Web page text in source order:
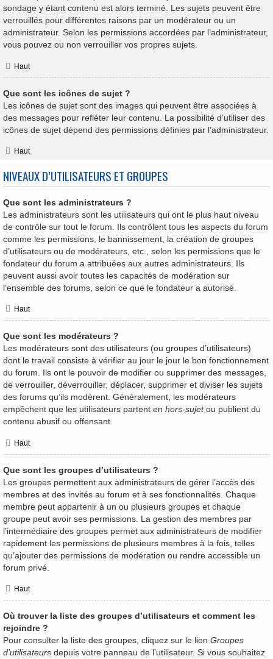
sondage y étant contenu est alors terminé. Les sujets peuvent être
verrouillés pour différentes raisons par un modérateur ou un
administrateur. Selon les permissions accordées par l’administrateur,
vous pouvez ou non verrouiller vos propres sujets.
Haut
Que sont les icônes de sujet ?
Les icônes de sujet sont des images qui peuvent être associées à
des messages pour refléter leur contenu. La possibilité d’utiliser des
icônes de sujet dépend des permissions définies par l’administrateur.
Haut
NIVEAUX D’UTILISATEURS ET GROUPES
Que sont les administrateurs ?
Les administrateurs sont les utilisateurs qui ont le plus haut niveau
de contrôle sur tout le forum. Ils contrôlent tous les aspects du forum
comme les permissions, le bannissement, la création de groupes
d’utilisateurs ou de modérateurs, etc., selon les permissions que le
fondateur du forum a attribuées aux autres administrateurs. Ils
peuvent aussi avoir toutes les capacités de modération sur
l’ensemble des forums, selon ce que le fondateur a autorisé.
Haut
Que sont les modérateurs ?
Les modérateurs sont des utilisateurs (ou groupes d’utilisateurs)
dont le travail consiste à vérifier au jour le jour le bon fonctionnement
du forum. Ils ont le pouvoir de modifier ou supprimer des messages,
de verrouiller, déverrouiller, déplacer, supprimer et diviser les sujets
des forums qu’ils modèrent. Généralement, les modérateurs
empêchent que les utilisateurs partent en hors-sujetou publient du
contenu abusif ou offensant.
Haut
Que sont les groupes d’utilisateurs ?
Les groupes permettent aux administrateurs de gérer l’accès des
membres et des invités au forum et à ses fonctionnalités. Chaque
membre peut appartenir à un ou plusieurs groupes et chaque
groupe peut avoir ses permissions. La gestion des membres par
l’intermédiaire des groupes permet aux administrateurs de modifier
rapidement les permissions de plusieurs membres à la fois, telles
qu’ajouter des permissions de modération ou rendre accessible un
forum privé.
Haut
Où trouver la liste des groupes d’utilisateurs et comment les
rejoindre ?
Pour consulter la liste des groupes, cliquez sur le lien Groupes
d’utilisateurs depuis votre panneau de l’utilisateur. Si vous souhaitez